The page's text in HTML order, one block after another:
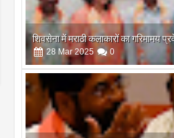
शिवसेना में मराठी कलाकारों का गरिमामय
28 Mar 2025 0